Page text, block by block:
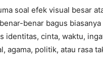
soal efek visual besar
benar bagus
identitas, cinta, waktu,
agama, politik, atau rasa